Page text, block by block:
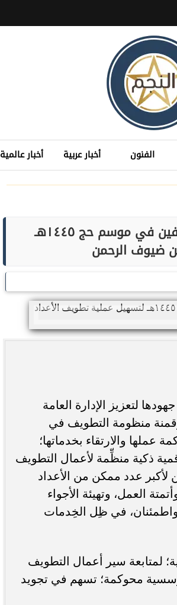
الفنون أخبار عربية أخبار عالمية
الشؤون الدينية بالحرمين الشريفين تفعّل إدارة المطوفين في موسم حج ١٤٤٥هـ
ضيوف الرحمن
لتعزيز الإدارة العامة
موسم حج ١٤٤٥هـ؛ من خلال رقمنة منظومة التطويف في
عملها والارتقاء بخدماتها؛
ذكية منظِّمة لأعمال التطويف
عدد ممكن من الأعداد
العمل، وتهيئة الأجواء
واطمئنان، في ظِل الخِدمات
لمتابعة سير أعمال التطويف
محوكمة؛ تسهم في تجويد